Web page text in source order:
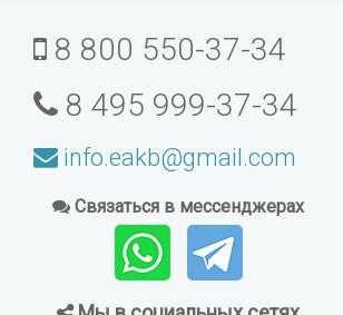
8 800 550-37-34
8 495 999-37-34
info.eakb@gmail.com
Связаться в мессенджерах